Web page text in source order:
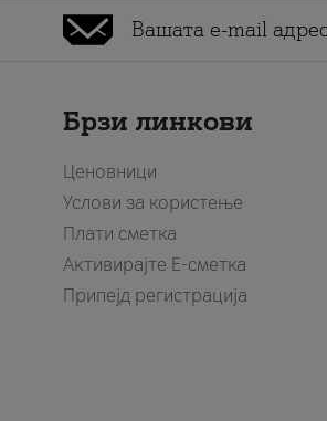
Брзи линкови
Ценовници
Услови за користење
Плати сметка
Активирајте Е-сметка
Припејд регистрација